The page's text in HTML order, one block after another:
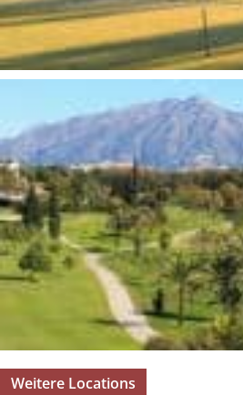
Weitere Locations